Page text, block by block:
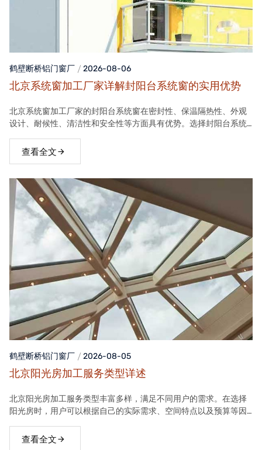
鹤壁断桥铝门窗厂 2026-08-06
北京系统窗加工厂家详解封阳台系统窗的实用优势
北京系统窗加工厂家的封阳台系统窗在密封性、保温隔热性、外观
设计、耐候性、清洁性和安全性等方面具有优势。选择封阳台系统
体验。
查看全文
鹤壁断桥铝门窗厂 2026-08-05
北京阳光房加工服务类型详述
北京阳光房加工服务类型丰富多样，满足不同用户的需求。在选择
阳光房时，用户可以根据自己的实际需求、空间特点以及预算等因
查看全文